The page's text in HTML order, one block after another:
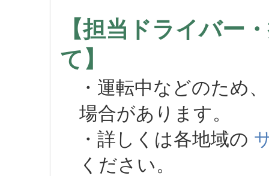
【担当ドライバー
て】
・運転中などのため
場合があります。
・詳しくは各地域の
ください。